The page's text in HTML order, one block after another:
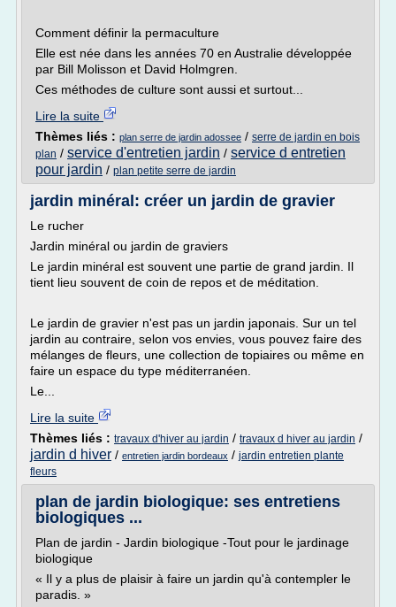
Comment définir la permaculture
Elle est née dans les années 70 en Australie développée
par Bill Molisson et David Holmgren.
Ces méthodes de culture sont aussi et surtout...
Lire la suite
Thèmes liés : plan serre de jardin adossee / serre de jardin en bois
plan / service d'entretien jardin / service d entretien
pour jardin / plan petite serre de jardin
jardin minéral: créer un jardin de gravier
Le rucher
Jardin minéral ou jardin de graviers
Le jardin minéral est souvent une partie de grand jardin. Il
tient lieu souvent de coin de repos et de méditation.
Le jardin de gravier n'est pas un jardin japonais. Sur un tel
jardin au contraire, selon vos envies, vous pouvez faire des
mélanges de fleurs, une collection de topiaires ou même en
faire un espace du type méditerranéen.
Le...
Lire la suite
Thèmes liés : travaux d'hiver au jardin / travaux d hiver au jardin /
jardin d hiver / entretien jardin bordeaux / jardin entretien plante
fleurs
plan de jardin biologique: ses entretiens
biologiques ...
Plan de jardin - Jardin biologique -Tout pour le jardinage
biologique
« Il y a plus de plaisir à faire un jardin qu'à contempler le
paradis. »